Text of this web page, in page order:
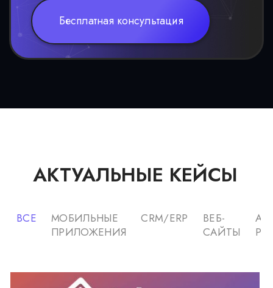
Бесплатная консультация
АКТУАЛЬНЫЕ КЕЙСЫ
ВСЕ
МОБИЛЬНЫЕ
ПРИЛОЖЕНИЯ
CRM/ERP
ВЕБ-
САЙТЫ
AI